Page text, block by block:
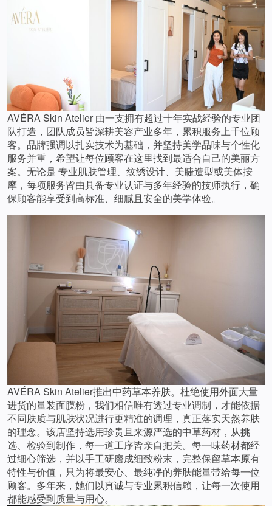
AVÉRA Skin Atelier 由一支拥有超过十年实战经验的专业团
队打造，团队成员皆深耕美容产业多年，累积服务上千位顾
客。品牌强调以扎实技术为基础，并坚持美学品味与个性化
服务并重，希望让每位顾客在这里找到最适合自己的美丽方
案。无论是 专业肌肤管理、纹绣设计、美睫造型或美体按
摩，每项服务皆由具备专业认证与多年经验的技师执行，确
保顾客能享受到高标准、细腻且安全的美学体验。
AVÉRA Skin Atelier推出中药草本养肤。杜绝使用外面大量
进货的量装面膜粉，我们相信唯有透过专业调制，才能依据
不同肤质与肌肤状况进行更精准的调理，真正落实天然养肤
的理念。该店坚持选用珍贵且来源严选的中草药材，从挑
选、检验到制作，每一道工序皆亲自把关。每一味药材都经
过细心筛选，并以手工研磨成细致粉末，完整保留草本原有
特性与价值，只为将最安心、最纯净的养肤能量带给每一位
顾客。多年来，她们以真诚与专业累积信赖，让每一次使用
都能感受到质量与用心。